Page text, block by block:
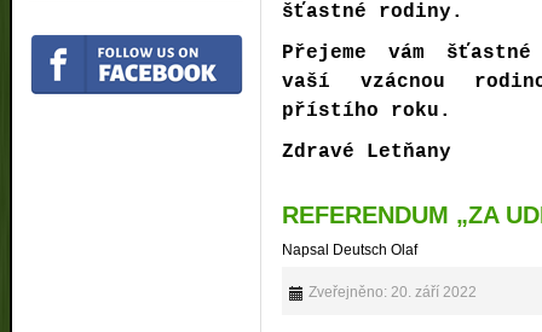
šťastné rodiny.
Přejeme vám
vaší vzácnou
přístího roku.
Zdravé Letňany
REFERENDUM „ZA
Napsal Deutsch Olaf
Zveřejněno: 20. září 2022